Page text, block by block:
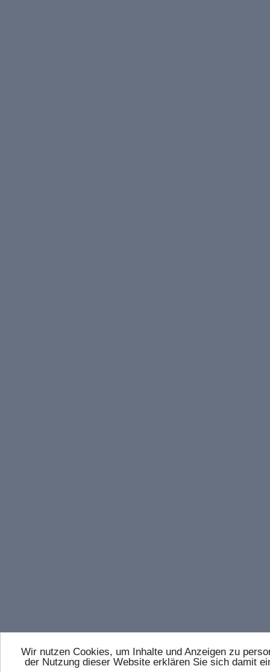
Wir nutzen Cookies, um Inhalte und Anzeigen zu
der Nutzung dieser Website erklären Sie sich damit